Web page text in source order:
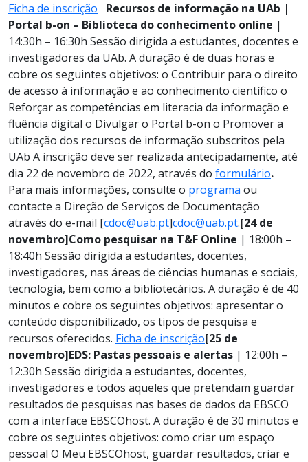
Ficha de inscrição
Recursos de informação na UAb |
Portal b-on – Biblioteca do conhecimento online |
14:30h – 16:30h Sessão dirigida a estudantes, docentes e
investigadores da UAb. A duração é de duas horas e
cobre os seguintes objetivos: o Contribuir para o direito
de acesso à informação e ao conhecimento científico o
Reforçar as competências em literacia da informação e
fluência digital o Divulgaro Portal b-on o Promover a
utilização dos recursos de informação subscritos pela
UAb A inscrição deve ser realizada antecipadamente, até
dia 22 de novembro de 2022, através do formulário.
Para mais informações, consulte o programa ou
contacte a Direção de Serviços de Documentação
através do e-mail [cdoc@uab.pt]cdoc@uab.pt.[24 de
novembro]Como pesquisar na T&F Online | 18:00h –
18:40h Sessão dirigida a estudantes, docentes,
investigadores, nas áreas de ciências humanas e sociais,
tecnologia, bem como a bibliotecários. A duração é de 40
minutos e cobre os seguintes objetivos: apresentar o
conteúdo disponibilizado, os tipos de pesquisa e
recursos oferecidos. Ficha de inscrição[25 de
novembro]EDS: Pastas pessoais e alertas | 12:00h –
12:30h Sessão dirigida a estudantes, docentes,
investigadores e todos aqueles que pretendam guardar
resultados de pesquisas nas bases de dados da EBSCO
com a interface EBSCOhost. A duração é de 30 minutos e
cobre os seguintes objetivos: como criar um espaço
pessoal O Meu EBSCOhost, guardar resultados, criar e